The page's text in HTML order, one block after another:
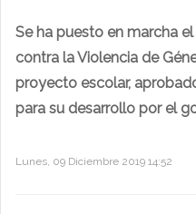
Se ha puesto en marcha
contra la Violencia de
proyecto escolar,
para su desarrollo por el
Lunes, 09 Diciembre 2019 14:52